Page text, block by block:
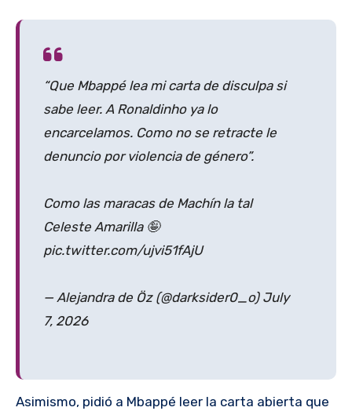
“Que Mbappé lea mi carta de disculpa si
sabe leer. A Ronaldinho ya lo
encarcelamos. Como no se retracte le
denuncio por violencia de género”.
Como las maracas de Machín la tal
Celeste Amarilla 🤪
pic.twitter.com/ujvi51fAjU
— Alejandra de Öz (@darksider0_o) July
7, 2026
Asimismo, pidió a Mbappé leer la carta abierta que